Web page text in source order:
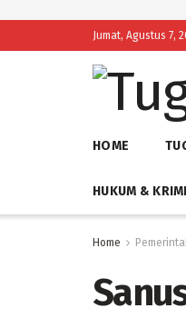
Jumat, Agustus 7,
HOME
HUKUM &
Home